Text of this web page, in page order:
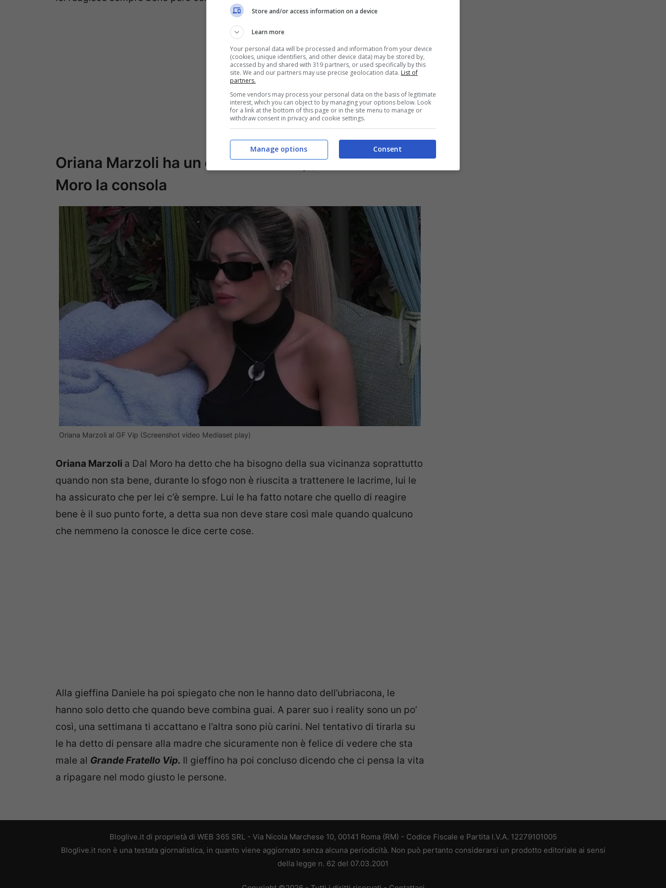
Oriana Marzoli ha un crollo al GF Vip, Daniele Dal
Moro la consola
Oriana Marzoli al GF Vip (Screenshot video Mediaset play)
Oriana Marzoli a Dal Moro ha detto che ha bisogno della sua vicinanza soprattutto
quando non sta bene, durante lo sfogo non è riuscita a trattenere le lacrime, lui le
ha assicurato che per lei c’è sempre. Lui le ha fatto notare che quello di reagire
bene è il suo punto forte, a detta sua non deve stare così male quando qualcuno
che nemmeno la conosce le dice certe cose.
Alla gieffina Daniele ha poi spiegato che non le hanno dato dell’ubriacona, le
hanno solo detto che quando beve combina guai. A parer suo i reality sono un po’
così, una settimana ti accattano e l’altra sono più carini. Nel tentativo di tirarla su
le ha detto di pensare alla madre che sicuramente non è felice di vedere che sta
male al Grande Fratello Vip. Il gieffino ha poi concluso dicendo che ci pensa la vita
a ripagare nel modo giusto le persone.
Bloglive.it di proprietà di WEB 365 SRL - Via Nicola Marchese 10, 00141 Roma (RM) - Codice Fiscale e Partita I.V.A. 12279101005
Bloglive.it non è una testata giornalistica, in quanto viene aggiornato senza alcuna periodicità. Non può pertanto considerarsi un prodotto editoriale ai sensi
della legge n. 62 del 07.03.2001
Store and/or access information on a device
Learn more
Your personal data will be processed and information from your device
(cookies, unique identifiers, and other device data) may be stored by,
accessed by and shared with 319 partners, or used specifically by this
site. We and our partners may use precise geolocation data. List of
partners.
Some vendors may process your personal data on the basis of legitimate
interest, which you can object to by managing your options below. Look
for a link at the bottom of this page or in the site menu to manage or
withdraw consent in privacy and cookie settings.
Consent
Manage options